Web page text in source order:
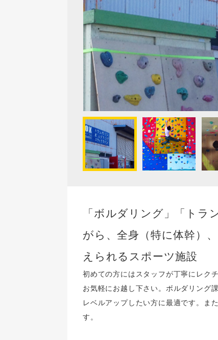
「ボルダリング」「ト
がら、全身（特に体幹）
えられるスポーツ施設
初めての方にはスタッフが丁寧にレク
お気軽にお越し下さい。ボルダリング
レベルアップしたい方に最適です。ま
す。